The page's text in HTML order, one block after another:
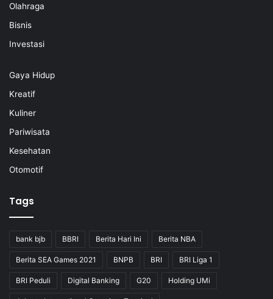
Olahraga
Bisnis
Investasi
Gaya Hidup
Kreatif
Kuliner
Pariwisata
Kesehatan
Otomotif
Tags
bank bjb BBRI Berita Hari Ini Berita NBA
Berita SEA Games 2021 BNPB BRI BRI Liga 1
BRI Peduli Digital Banking G20 Holding UMi